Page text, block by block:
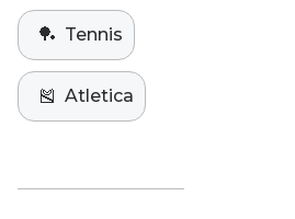
🏓 Tennis
🎽 Atletica